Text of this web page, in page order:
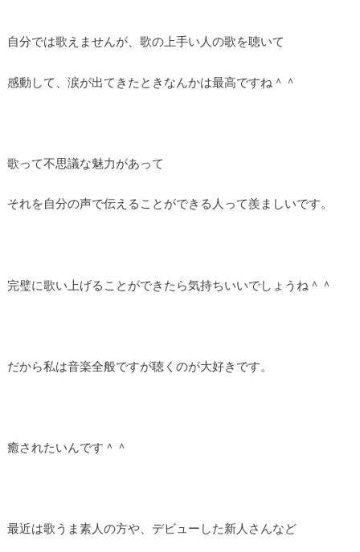
自分では歌えませんが、歌の上手い人の歌を聴いて
感動して、涙が出てきたときなんかは最高ですね＾＾
歌って不思議な魅力があって
それを自分の声で伝えることができる人って羨ましいです。
完璧に歌い上げることができたら気持ちいいでしょうね＾＾
だから私は音楽全般ですが聴くのが大好きです。
癒されたいんです＾＾
最近は歌うま素人の方や、デビューした新人さんなど